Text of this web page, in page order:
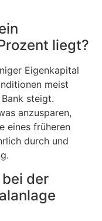
liegt?
Eigenkapital
meist
steigt.
anzusparen,
eines früheren
durch und
der